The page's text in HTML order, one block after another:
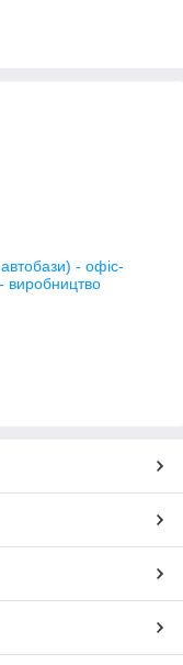
- офіс-
виробництво